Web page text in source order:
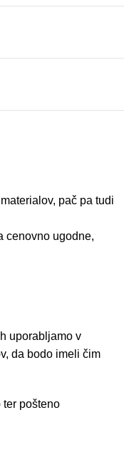
pač pa tudi
cenovno ugodne,
uporabljamo v
da bodo imeli čim
pošteno